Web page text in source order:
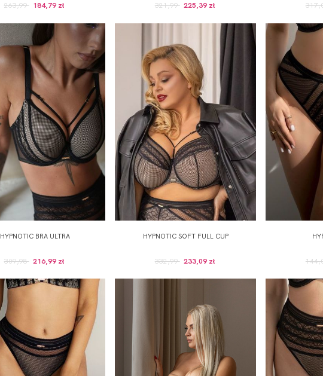
263,99 184,79 zł 321,99 225,39 zł
HYPNOTIC BRA ULTRA
309,98 216,99 zł
HYPNOTIC SOFT FULL CUP
332,99 233,09 zł